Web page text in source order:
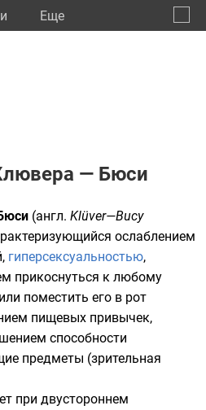
Eще
— Бюси
(англ. Klüver—Bucy
ослаблением
, гиперсексуальностью,
прикоснуться к любому
поместить его в рот
пищевых привычек,
способности
предметы (зрительная
при двустороннем